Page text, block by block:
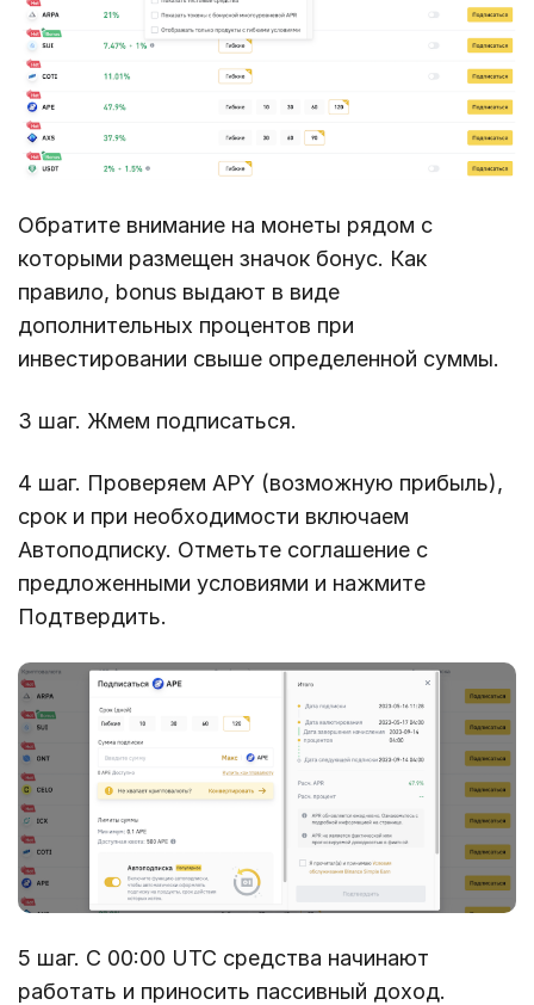
Обратите внимание на монеты рядом с
которыми размещен значок бонус. Как
правило, bonus выдают в виде
дополнительных процентов при
инвестировании свыше определенной суммы.
3 шаг. Жмем подписаться.
4 шаг. Проверяем APY (возможную прибыль),
срок и при необходимости включаем
Автоподписку. Отметьте соглашение с
предложенными условиями и нажмите
Подтвердить.
5 шаг. С 00:00 UTC средства начинают
работать и приносить пассивный доход.